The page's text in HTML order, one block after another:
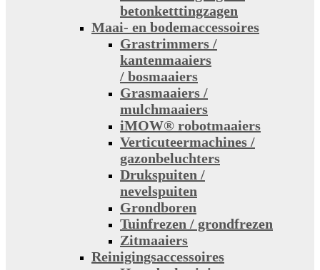
betonketttingzagen
Maai- en bodemaccessoires
Grastrimmers /
kantenmaaiers
/ bosmaaiers
Grasmaaiers /
mulchmaaiers
iMOW® robotmaaiers
Verticuteermachines /
gazonbeluchters
Drukspuiten /
nevelspuiten
Grondboren
Tuinfrezen / grondfrezen
Zitmaaiers
Reinigingsaccessoires